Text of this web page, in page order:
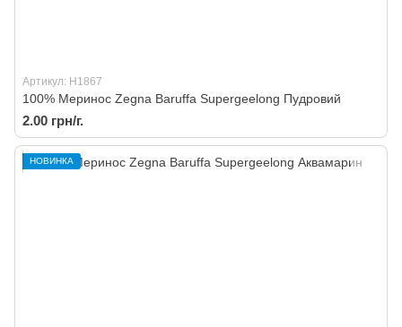
Артикул: H1867
100% Меринос Zegna Baruffa Supergeelong Пудровий
2.00 грн/г.
НОВИНКА